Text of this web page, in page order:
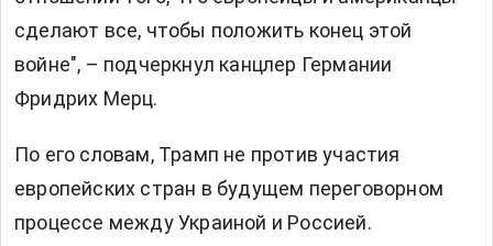
сделают все, чтобы положить конец этой
войне", – подчеркнул канцлер Германии
Фридрих Мерц.
По его словам, Трамп не против участия
европейских стран в будущем переговорном
процессе между Украиной и Россией.